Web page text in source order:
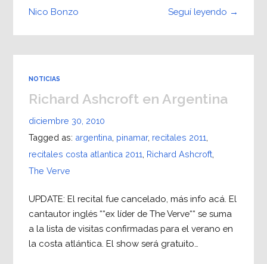
Seguí leyendo →
Nico Bonzo
NOTICIAS
Richard Ashcroft en Argentina
diciembre 30, 2010
Tagged as: argentina pinamar, recitales 2011
recitales costa atlantica 2011 Richard Ashcroft,
The Verve
UPDATE: El recital fue cancelado, más info acá. El
cantautor inglés ““ex líder de The Verve““ se suma
a la lista de visitas confirmadas para el verano en
la costa atlántica. El show será gratuito…